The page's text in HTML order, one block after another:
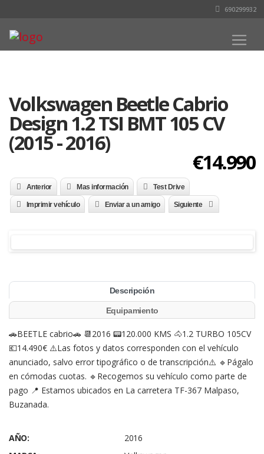
690299932
Volkswagen Beetle Cabrio
Design 1.2 TSI BMT 105 CV
(2015 - 2016)
€14.990
Anterior Mas información Test Drive
Imprimir vehículo Enviar a un amigo Siguiente
Descripción
Equipamiento
🚗BEETLE cabrio🚗 📆2016 📟120.000 KMS 🐴1.2 TURBO 105CV
💶14.490€ ⚠️Las fotos y datos corresponden con el vehículo
anunciado, salvo error tipográfico o de transcripción⚠️ 🔹Págalo
en cómodas cuotas. 🔹Recogemos su vehículo como parte de
pago 📍 Estamos ubicados en La carretera TF-367 Malpaso,
Buzanada.
AÑO:
2016